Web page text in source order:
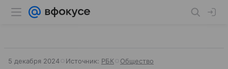
5 декабря 2024 Источник: РБК Общество